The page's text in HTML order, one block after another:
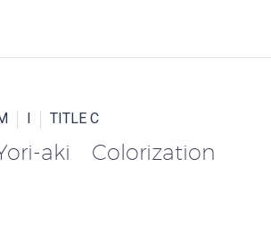
TITLE C
aki Colorization